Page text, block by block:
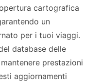
cartografica
un
per i tuoi viaggi.
database delle
prestazioni
aggiornamenti